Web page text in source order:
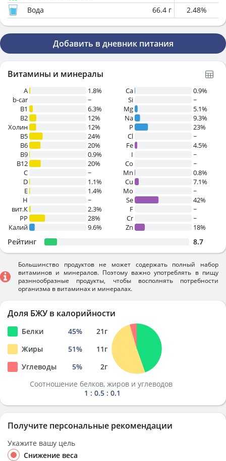
Вода
66.4 г 2.48%
Добавить в дневник питания
Витамины и минералы
A
1.8%
b-car
~
В1
6.3%
B2
12%
Холин
12%
B5
24%
B6
20%
B9
0.9%
B12
20%
C
~
D
1.1%
E
1.4%
H
~
вит.К
2.3%
PP
28%
Калий
9.6%
Ca
0.9%
Si
~
Mg
5.1%
Na
9.3%
P
23%
Cl
~
Fe
4.5%
I
~
Co
~
Mn
0.8%
Cu
7.1%
Mo
~
Se
42%
F
~
Cr
~
Zn
18%
Рейтинг 8.7
Большинство продуктов не может содержать полный набор
витаминов и минералов. Поэтому важно употреблять в пищу
разннообразные продукты, чтобы восполнять потребности
организма в витаминах и минералах.
Доля БЖУ в калорийности
Белки 45% 21г
Жиры
51% 11г
Углеводы
5% 2г
Соотношение белков, жиров и углеводов
1 : 0.5 : 0.1
Получите персональные рекомендации
Укажите вашу цель
Снижение веса